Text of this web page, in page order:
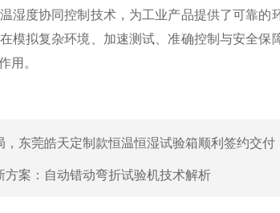
湿度协同控制技术，为工业产品提供了可靠
模拟复杂环境、加速测试、准确控制与安全
用。
，东莞皓天定制款恒温恒湿试验箱顺利签约交付
方案：自动错动弯折试验机技术解析